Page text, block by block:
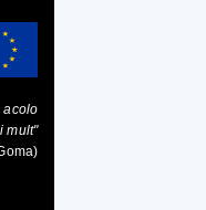
acolo
mult"